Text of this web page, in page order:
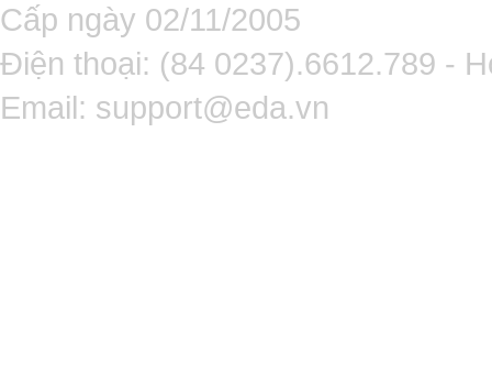
Cấp ngày 02/11/2005
Điện thoại: (84 0237).6612.789 -
Email: support@eda.vn